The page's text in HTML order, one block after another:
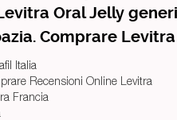
Oral Jelly
Comprare
Italia
Recensioni Online Levitra
Francia